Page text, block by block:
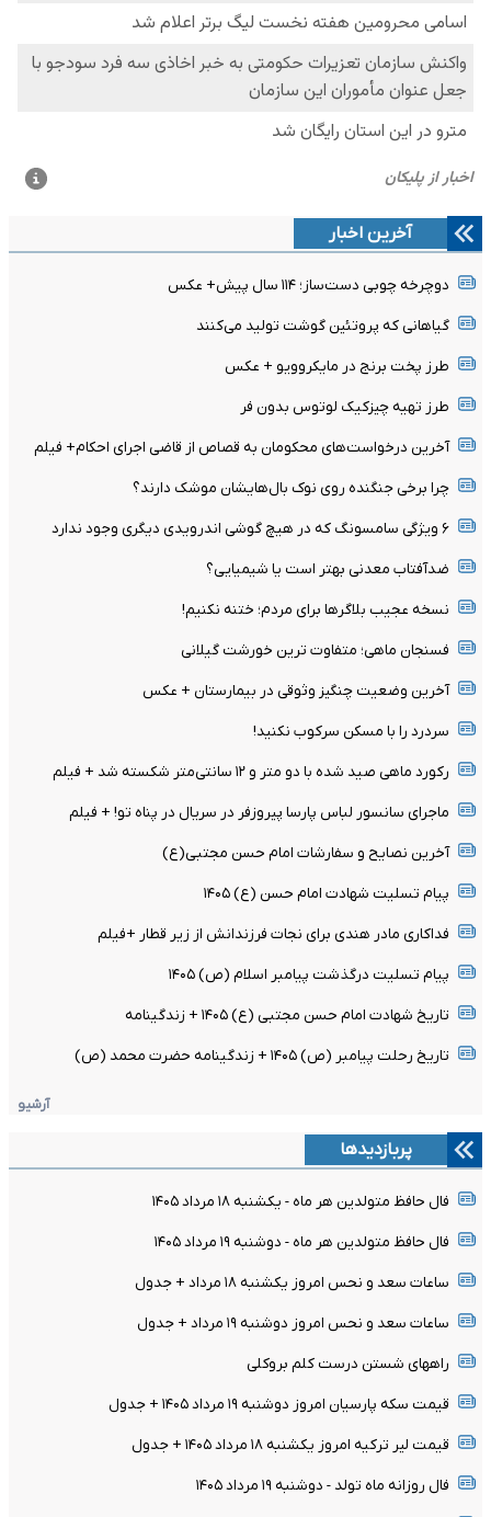
آخرین اخبار
دوچرخه چوبی دست‌ساز؛ ۱۱۴ سال پیش+ عکس
گیاهانی که پروتئین گوشت تولید می‌کنند
طرز پخت برنج در مایکروویو + عکس
طرز تهیه چیزکیک لوتوس بدون فر
آخرین درخواست‌های محکومان به قصاص از قاضی اجرای احکام+ فیلم
چرا برخی جنگنده روی نوک بال‌هایشان موشک‌ دارند؟
۶ ویژگی سامسونگ که در هیچ گوشی اندرویدی دیگری وجود ندارد
ضدآفتاب معدنی بهتر است یا شیمیایی؟
نسخه عجیب بلاگرها برای مردم؛ ختنه نکنیم!
فسنجان ماهی؛ متفاوت ترین خورشت گیلانی
آخرین وضعیت چنگیز وثوقی در بیمارستان + عکس
سردرد را با مسکن سرکوب نکنید!
رکورد ماهی صید شده با دو متر و ۱۲ سانتی‌متر شکسته شد + فیلم
ماجرای سانسور لباس پارسا پیروزفر در سریال در پناه تو! + فیلم
آخرین نصایح و سفارشات امام حسن مجتبی(ع)
پیام تسلیت شهادت امام حسن (ع) ۱۴۰۵
فداکاری مادر هندی برای نجات فرزندانش از زیر قطار +فیلم
پیام تسلیت درگذشت پیامبر اسلام (ص) ۱۴۰۵
تاریخ شهادت امام حسن مجتبی (ع) ۱۴۰۵ + زندگینامه
تاریخ رحلت پیامبر (ص) ۱۴۰۵ + زندگینامه حضرت محمد (ص)
آرشیو
پربازدیدها
فال حافظ متولدین هر ماه - یکشنبه ۱۸ مرداد ۱۴۰۵
فال حافظ متولدین هر ماه - دوشنبه ۱۹ مرداد ۱۴۰۵
ساعات سعد و نحس امروز یکشنبه ۱۸ مرداد + جدول
ساعات سعد و نحس امروز دوشنبه ۱۹ مرداد + جدول
راههای شستن درست کلم بروکلی
قیمت سکه پارسیان امروز دوشنبه ۱۹ مرداد ۱۴۰۵ + جدول
قیمت لیر ترکیه امروز یکشنبه ۱۸ مرداد ۱۴۰۵ + جدول
فال روزانه ماه تولد - دوشنبه ۱۹ مرداد ۱۴۰۵